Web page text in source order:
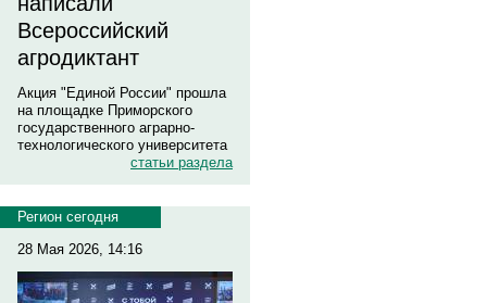
Всероссийский
агродиктант
Акция "Единой России" прошла
на площадке Приморского
государственного аграрно-
технологического университета
статьи раздела
Регион сегодня
28 Мая 2026, 14:16